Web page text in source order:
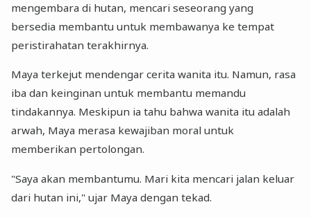
mengembara di hutan, mencari seseorang yang
bersedia membantu untuk membawanya ke tempat
peristirahatan terakhirnya.
Maya terkejut mendengar cerita wanita itu. Namun, rasa
iba dan keinginan untuk membantu memandu
tindakannya. Meskipun ia tahu bahwa wanita itu adalah
arwah, Maya merasa kewajiban moral untuk
memberikan pertolongan.
"Saya akan membantumu. Mari kita mencari jalan keluar
dari hutan ini," ujar Maya dengan tekad.